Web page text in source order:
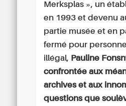
Merksplas », un
en 1993 et devenu
partie musée et en
fermé pour
illégal, Pauline
confrontée aux
archives et aux
questions que